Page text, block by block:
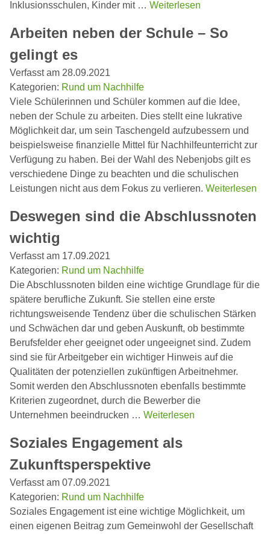
Inklusionsschulen, Kinder mit … Weiterlesen
Arbeiten neben der Schule – So
gelingt es
Verfasst am 28.09.2021
Kategorien: Rund um Nachhilfe
Viele Schülerinnen und Schüler kommen auf die Idee,
neben der Schule zu arbeiten. Dies stellt eine lukrative
Möglichkeit dar, um sein Taschengeld aufzubessern und
beispielsweise finanzielle Mittel für Nachhilfeunterricht zur
Verfügung zu haben. Bei der Wahl des Nebenjobs gilt es
verschiedene Dinge zu beachten und die schulischen
Leistungen nicht aus dem Fokus zu verlieren. Weiterlesen
Deswegen sind die Abschlussnoten
wichtig
Verfasst am 17.09.2021
Kategorien: Rund um Nachhilfe
Die Abschlussnoten bilden eine wichtige Grundlage für die
spätere berufliche Zukunft. Sie stellen eine erste
richtungsweisende Tendenz über die schulischen Stärken
und Schwächen dar und geben Auskunft, ob bestimmte
Berufsfelder eher geeignet oder ungeeignet sind. Zudem
sind sie für Arbeitgeber ein wichtiger Hinweis auf die
Qualitäten der potenziellen zukünftigen Arbeitnehmer.
Somit werden den Abschlussnoten ebenfalls bestimmte
Kriterien zugeordnet, durch die Bewerber die
Unternehmen beeindrucken … Weiterlesen
Soziales Engagement als
Zukunftsperspektive
Verfasst am 07.09.2021
Kategorien: Rund um Nachhilfe
Soziales Engagement ist eine wichtige Möglichkeit, um
einen eigenen Beitrag zum Gemeinwohl der Gesellschaft